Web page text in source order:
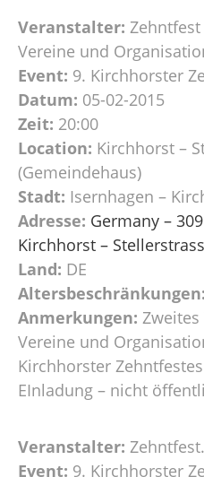
Veranstalter:
Vereine und
Event: 9. Kirchhorster
Datum: 05-02-2015
Zeit: 20:00
Location: Kirchhorst –
(Gemeindehaus)
Stadt: Isernhagen –
Adresse: Germany –
Kirchhorst –
Land: DE
Altersbeschränkungen:
Anmerkungen:
Vereine und
Kirchhorster
EInladung – nicht
Veranstalter:
Event: 9. Kirchhorster